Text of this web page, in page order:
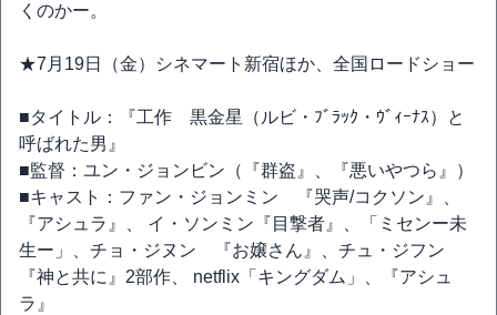
くのかー。
★7月19日（金）シネマート新宿ほか、全国ロードショー
■タイトル：『工作 黒金星（ルビ・ﾌﾞﾗｯｸ・ｳﾞｨｰﾅｽ）と
呼ばれた男』
■監督：ユン・ジョンビン（『群盗』、『悪いやつら』）
■キャスト：ファン・ジョンミン 『哭声/コクソン』、
『アシュラ』、 イ・ソンミン『目撃者』、「ミセンー未
生ー」、チョ・ジヌン 『お嬢さん』、チュ・ジフン
『神と共に』2部作、 netflix「キングダム」、『アシュ
ラ』